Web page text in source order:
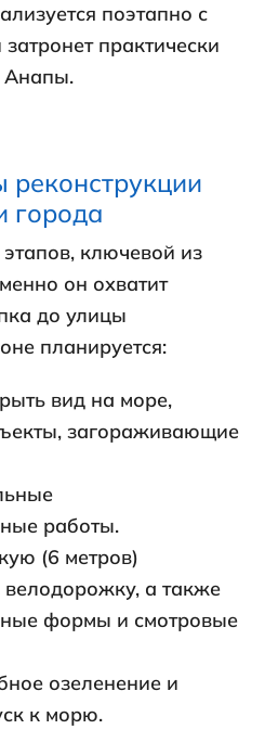
поэтапно с
практически
Анапы.
города
ключевой из
он охватит
до улицы
планируется:
вид на море,
загораживающие
работы.
(6 метров)
а также
формы и смотровые
озеленение и
к морю.